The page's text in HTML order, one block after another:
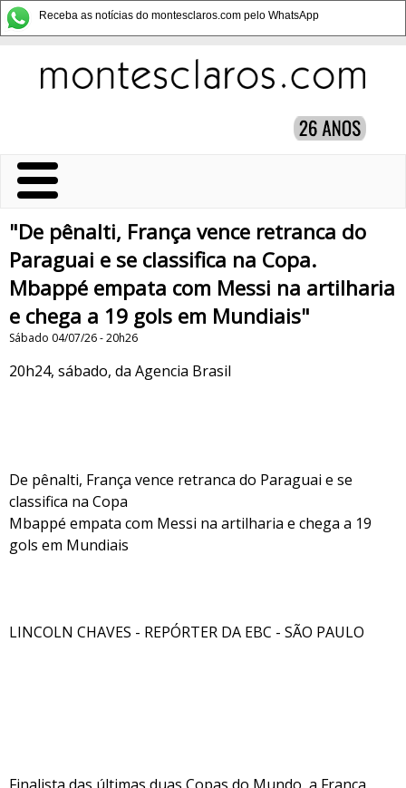
Receba as notícias do montesclaros.com pelo WhatsApp
"De pênalti, França vence retranca do
Paraguai e se classifica na Copa.
Mbappé empata com Messi na artilharia
e chega a 19 gols em Mundiais"
Sábado 04/07/26 - 20h26
20h24, sábado, da Agencia Brasil
De pênalti, França vence retranca do Paraguai e se
classifica na Copa
Mbappé empata com Messi na artilharia e chega a 19
gols em Mundiais
LINCOLN CHAVES - REPÓRTER DA EBC - SÃO PAULO